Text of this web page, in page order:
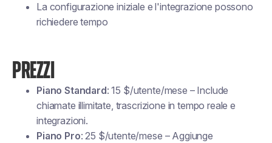
La configurazione iniziale e l'integrazione possono
richiedere tempo
PREZZI
Piano Standard: 15 $/utente/mese – Include
chiamate illimitate, trascrizione in tempo reale e
integrazioni.
Piano Pro: 25 $/utente/mese – Aggiunge